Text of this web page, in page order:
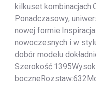
kilkuset
Ponadczasowy,
nowej
nowoczesnych i w
dobór modelu